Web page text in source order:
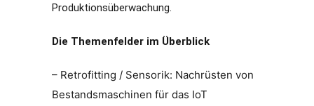
Produktionsüberwachung.
Die Themenfelder im Überblick
– Retrofitting / Sensorik: Nachrüsten von
Bestandsmaschinen für das IoT